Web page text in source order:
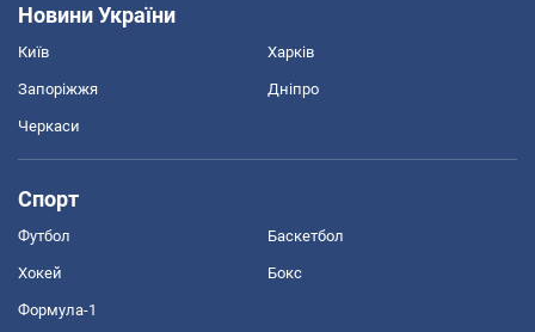
Новини України
Київ Харків
Запоріжжя Дніпро
Черкаси
Спорт
Футбол Баскетбол
Хокей Бокс
Формула-1